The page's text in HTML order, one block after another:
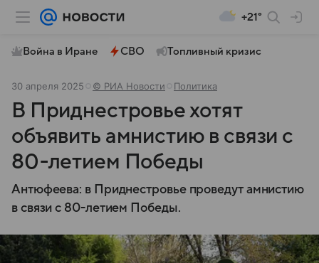
+21°
Война в Иране СВО Топливный кризис
30 апреля 2025 © РИА Новости Политика
В Приднестровье хотят
объявить амнистию в связи с
80-летием Победы
Антюфеева: в Приднестровье проведут амнистию
в связи с 80-летием Победы.